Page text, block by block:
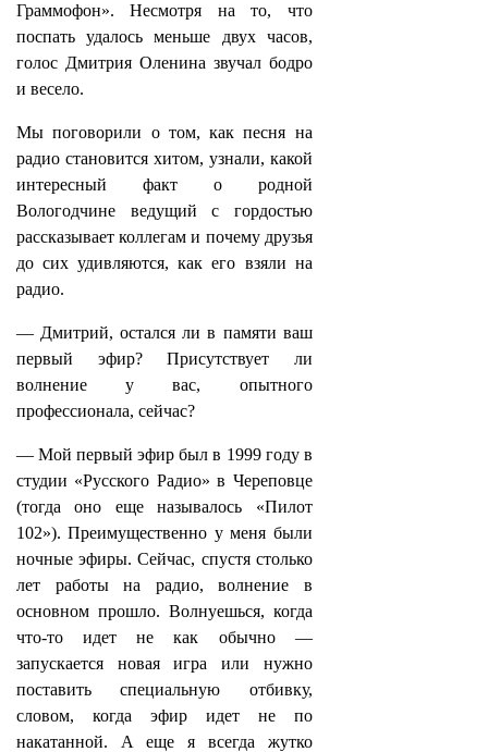
Граммофон». Несмотря на то, что
поспать удалось меньше двух часов,
голос Дмитрия Оленина звучал бодро
и весело.
Мы поговорили о том, как песня на
радио становится хитом, узнали, какой
интересный факт о родной
Вологодчине ведущий с гордостью
рассказывает коллегам и почему друзья
до сих удивляются, как его взяли на
радио.
— Дмитрий, остался ли в памяти ваш
первый эфир? Присутствует ли
волнение у вас, опытного
профессионала, сейчас?
— Мой первый эфир был в 1999 году в
студии «Русского Радио» в Череповце
(тогда оно еще называлось «Пилот
102»). Преимущественно у меня были
ночные эфиры. Сейчас, спустя столько
лет работы на радио, волнение в
основном прошло. Волнуешься, когда
что-то идет не как обычно —
запускается новая игра или нужно
поставить специальную отбивку,
словом, когда эфир идет не по
накатанной. А еще я всегда жутко